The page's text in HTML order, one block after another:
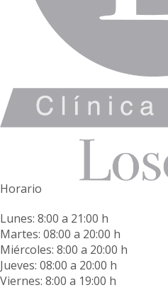
Horario
Lunes: 8:00 a 21:00 h
Martes: 08:00 a 20:00 h
Miércoles: 8:00 a 20:00 h
Jueves: 08:00 a 20:00 h
Viernes: 8:00 a 19:00 h